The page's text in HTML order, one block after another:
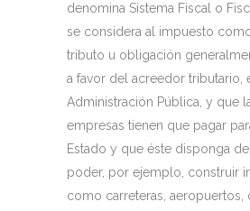
denomina Sistema Fiscal o
se considera al impuesto
tributo u obligación
a favor del acreedor tributario,
Administración Pública, y que
empresas tienen que pagar
Estado y que éste disponga
poder, por ejemplo, construir
como carreteras, aeropuertos,